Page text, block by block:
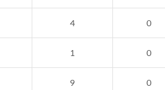
4 0
1 0
9 0